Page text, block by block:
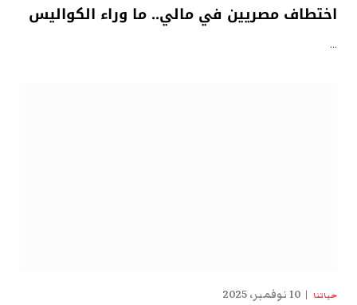
اختطاف مصريين في مالي.. ما وراء الكواليس
…
حياتنا 10 نوفمبر، 2025